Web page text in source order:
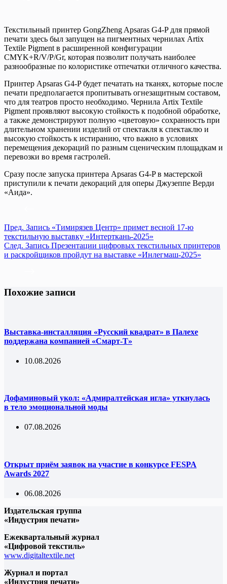
Текстильный принтер GongZheng Apsaras G4-P для прямой
печати здесь был запущен на пигментных чернилах Artix
Textile Pigment в расширенной конфигурации
CMYK+R/V/P/Gr, которая позволит получать наиболее
разнообразные по колористике отпечатки отличного качества.
Принтер Apsaras G4-P будет печатать на тканях, которые после
печати предполагается пропитывать огнезащитным составом,
что для театров просто необходимо. Чернила Artix Textile
Pigment проявляют высокую стойкость к подобной обработке,
а также демонстрируют полную «цветовую» сохранность при
длительном хранении изделий от спектакля к спектаклю и
высокую стойкость к истиранию, что важно в условиях
перемещения декораций по разным сценическим площадкам и
перевозки во время гастролей.
Сразу после запуска принтера Apsaras G4-P в мастерской
приступили к печати декораций для оперы Джузеппе Верди
«Аида».
Пред. Запись «Тимирязев Центр» примет весной 17-ю
текстильную выставку «Интерткань-2025»
След. Запись Презентации цифровых текстильных принтеров
и раскройщиков пройдут на выставке «Инлегмаш-2025»
Похожие записи
Выставка-инсталляция «Русский квадрат» в Палехе
поддержана компанией «Смарт-Т»
10.08.2026
Дофаминовый укол: «Адмиралтейская игла» уткнулась
в тело эмоциональной моды
07.08.2026
Открыт приём заявок на участие в конкурсе FESPA
Awards 2027
06.08.2026
Издательская группа
«Индустрия печати»
Ежеквартальный журнал
«Цифровой текстиль»
www.digitaltextile.net
Журнал и портал
«Индустрия печати»